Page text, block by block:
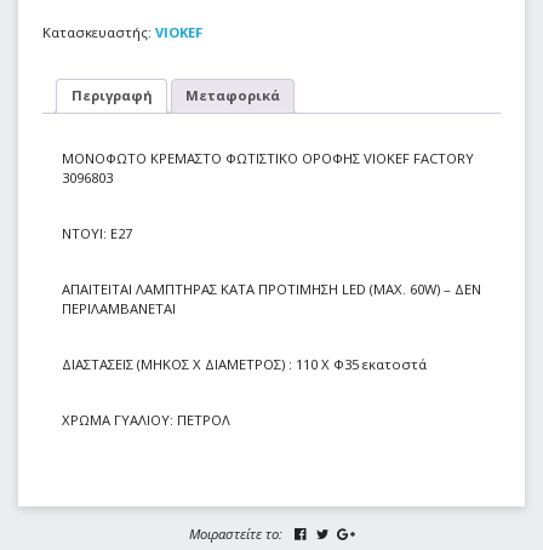
Κατασκευαστής: VIOKEF
Περιγραφή Μεταφορικά
ΜΟΝΟΦΩΤΟ ΚΡΕΜΑΣΤΟ ΦΩΤΙΣΤΙΚΟ ΟΡΟΦΗΣ VIOKEF FACTORY
3096803
NTOYI: E27
ΑΠΑΙΤΕΙΤΑΙ ΛΑΜΠΤΗΡΑΣ ΚΑΤΑ ΠΡΟΤΙΜΗΣΗ LED (MAX. 60W) – ΔΕΝ
ΠΕΡΙΛΑΜΒΑΝΕΤΑΙ
ΔΙΑΣΤΑΣΕΙΣ (ΜΗΚΟΣ Χ ΔΙΑΜΕΤΡΟΣ) : 110 Χ Φ35 εκατοστά
ΧΡΩΜΑ ΓΥΑΛΙΟΥ: ΠΕΤΡΟΛ
Μοιραστείτε το: